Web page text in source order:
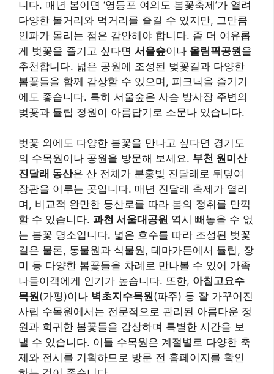
장관을 이루는 곳입니다. 매년 진달래 축제가 열리
며, 비교적 완만한 등산로를 따라 봄의 정취를 만끽
할 수 있습니다.과천 서울대공원
역시 빼놓을 수 없
는 봄꽃 명소입니다. 넓은 호수를 따라 조성된 벚꽃
길은 물론, 동물원과 식물원, 테마가든에서 튤립, 장
미 등 다양한 봄꽃들을 차례로 만나볼 수 있어 가족
나들이객에게 인기가 높습니다. 또한, 아침고요수
목원 (가평)이나벽초지수목원(파주) 등 잘 가꾸어진
사립 수목원에서는 전문적으로 관리된 아름다운 정
원과 희귀한 봄꽃들을 감상하며 특별한 시간을 보
낼 수 있습니다. 이들 수목원은 계절별로 다양한 축
제와 전시를 기획하므로 방문 전 홈페이지를 확인
하는 것이 좋습니다.
서울 및 수도권에서 봄꽃 나들이를 계획할 때는 대
중교통 이용을 적극 고려하는 것이 좋습니다. 특히
주말이나 축제 기간에는 유명 명소 주변의 교통 체
증이 심하고 주차 공간을 찾기 어려울 수 있습니다.
지하철이나 버스를 이용하면 좀 더 편리하고 여유
롭게 봄꽃을 즐길 수 있습니다. 또한, 각 공원이나
수목원의 개화 상황은 날씨에 따라 변동될 수 있으
므로, 방문 직전에 해당 기관의 웹사이트나 SNS를
통해 최신 정보를 확인하는 것이 현명합니다. 마지
막으로, 도심 속 공원이라 할지라도 아침저녁으로